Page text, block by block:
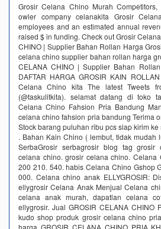
Grosir Celana Chino Murah
owler company celanakita Grosir
employees and an estimated annual
raised $ in funding. Check out Grosir
CHINO | Supplier Bahan Rollan Harga
celana chino supplier bahan rollan harga
CELANA CHINO | Supplier Bahan
DAFTAR HARGA GROSIR KAIN
Celana Chino kita The latest Tweets
(@taskulitkita). selamat datang di toko
Celana Chino Fahsion Pria Bandung
celana chino fahsion pria bandung Terima
Stock barang puluhan ribu pcs siap kirim
. Bahan Kain Chino ( lembut, tidak mudah
SerbaGrosir serbagrosir blog tag grosir
celana chino. grosir celana chino. Celana
200 210. 540. habis Celana Chino Gshop
000. Celana chino anak ELLYGROSIR:
ellygrosir Celana Anak Menjual Celana
celana anak murah, dapatlan celana
ellygrosir. Jual GROSIR CELANA CHINO
kudo shop produk grosir celana chino
harga GROSIR CELANA CHINO PRIA